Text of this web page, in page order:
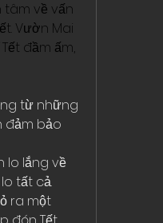
về vấn
Vườn Mai
đầm ấm,
từ những
đảm bảo
lo lắng về
tất cả.
ra một